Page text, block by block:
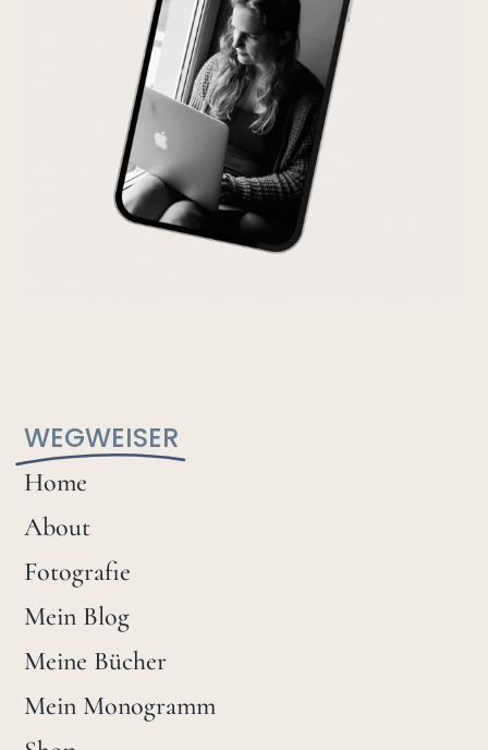
WEGWEISER
Home
About
Fotografie
Mein Blog
Meine Bücher
Mein Monogramm